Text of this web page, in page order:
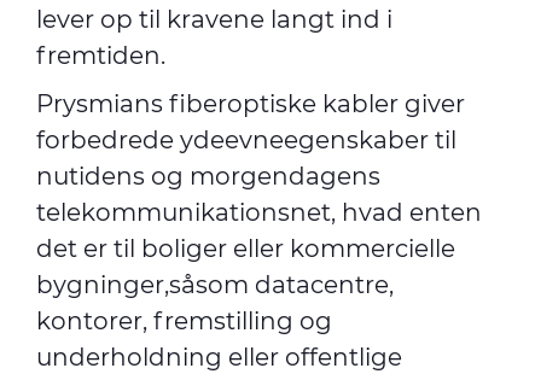
lever op til kravene langt ind i
fremtiden.
Prysmians fiberoptiske kabler giver
forbedrede ydeevneegenskaber til
nutidens og morgendagens
telekommunikationsnet, hvad enten
det er til boliger eller kommercielle
bygninger,såsom datacentre,
kontorer, fremstilling og
underholdning eller offentlige